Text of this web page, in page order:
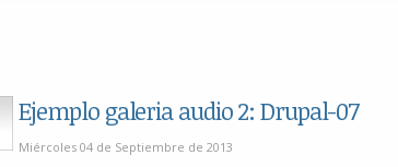
Play
Ejemplo galeria audio 2: Drupal-07
Miércoles 04 de Septiembre de 2013